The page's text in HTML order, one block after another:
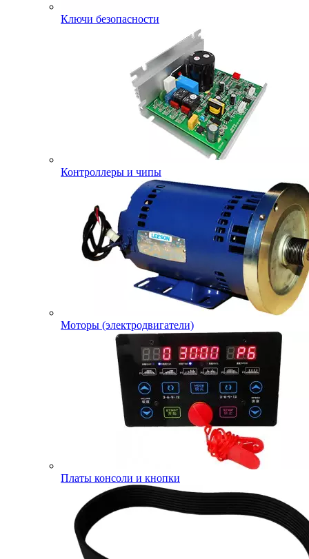
Ключи безопасности
Контроллеры и чипы
Моторы (электродвигатели)
Платы консоли и кнопки